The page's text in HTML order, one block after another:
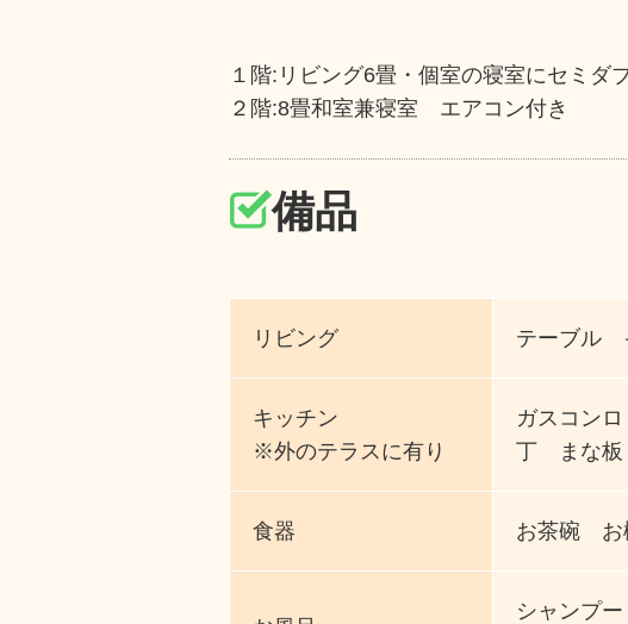
１階:リビング6畳・個室の寝室にセミ
２階:8畳和室兼寝室 エアコン付き
備品
リビング テーブル
キッチン
※外のテラスに有り
ガスコン
丁 まな
食器 お茶碗
シャンプ